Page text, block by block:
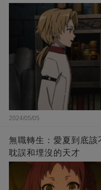
2024/05/05
無職轉生：愛夏到底
耽誤和埋沒的天才